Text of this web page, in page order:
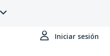
Iniciar sesión